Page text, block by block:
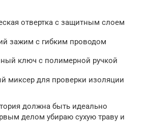
отвертка с защитным слоем
зажим с гибким проводом
ключ с полимерной ручкой
миксер для проверки изоляции
должна быть идеально
делом убираю сухую траву и